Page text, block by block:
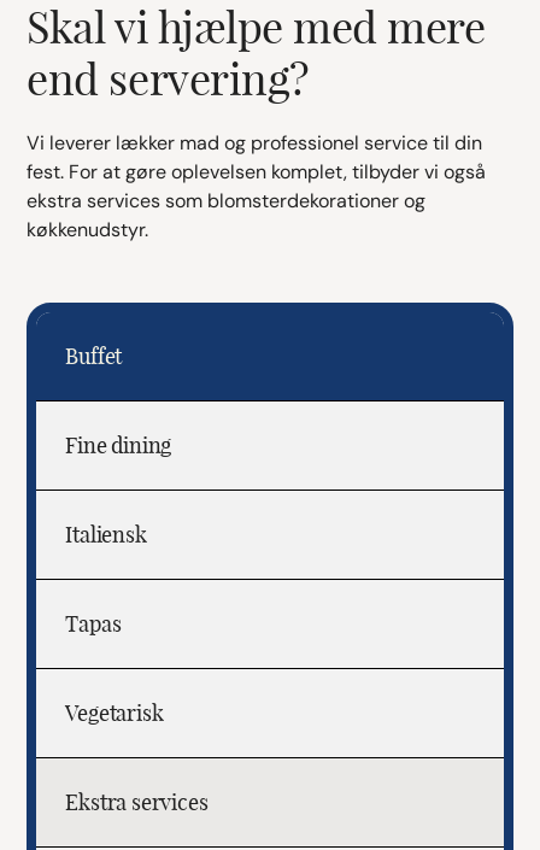
Skal vi hjælpe med mere
end servering?
Vi leverer lækker mad og professionel service til din
fest. For at gøre oplevelsen komplet, tilbyder vi også
ekstra services som blomsterdekorationer og
køkkenudstyr.
Buffet
Fine dining
Italiensk
Tapas
Vegetarisk
Ekstra services